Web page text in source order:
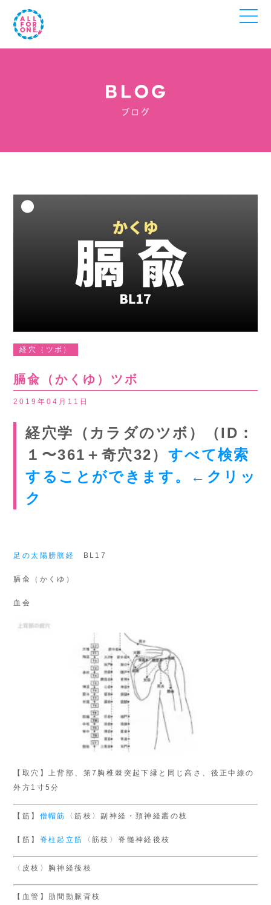
経穴（ツボ）
膈兪（かくゆ）ツボ
2019年04月11日
経穴学（カラダのツボ）（ID：
１〜361＋奇穴32） すべて検索
することができます。←クリッ
ク
足の太陽膀胱経 BL17
膈兪（かくゆ）
血会
【取穴】上背部、第7胸椎棘突起下縁と同じ高さ、後正中線の
外方1寸5分
【筋】 僧帽筋 〈筋枝〉副神経・頚神経叢の枝
【筋】 脊柱起立筋 〈筋枝〉脊髄神経後枝
〈皮枝〉胸神経後枝
【血管】肋間動脈背枝